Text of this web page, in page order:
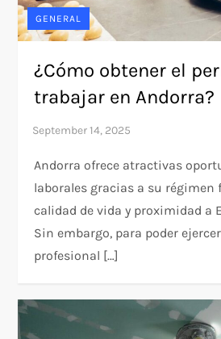
GENERAL
¿Cómo obtener el
trabajar en Andorra?
Andorra ofrece atractivas
laborales gracias a su
calidad de vida y proximidad a
Sin embargo, para poder
profesional […]